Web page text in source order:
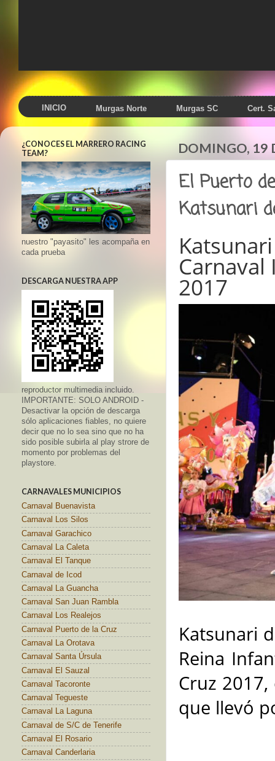
INICIO Murgas Norte Murgas SC Cert.
DOMINGO, 19
El Puerto
Katsunari
2017
Katsunari
Reina
Cruz
que llevó
¿CONOCES EL MARRERO RACING
TEAM?
nuestro "payasito" les acompaña en
cada prueba
DESCARGA NUESTRA APP
reproductor multimedia incluido.
IMPORTANTE: SOLO ANDROID -
Desactivar la opción de descarga
sólo aplicaciones fiables, no quiere
decir que no lo sea sino que no ha
sido posible subirla al play strore de
momento por problemas del
playstore.
CARNAVALES MUNICIPIOS
Carnaval Buenavista
Carnaval Los Silos
Carnaval Garachico
Carnaval La Caleta
Carnaval El Tanque
Carnaval de Icod
Carnaval La Guancha
Carnaval San Juan Rambla
Carnaval Los Realejos
Carnaval Puerto de la Cruz
Carnaval La Orotava
Carnaval Santa Úrsula
Carnaval El Sauzal
Carnaval Tacoronte
Carnaval Tegueste
Carnaval La Laguna
Carnaval de S/C de Tenerife
Carnaval El Rosario
Carnaval Canderlaria